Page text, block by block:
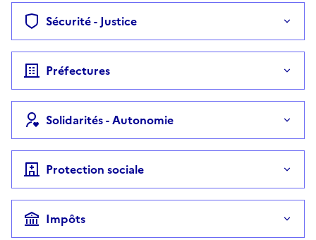
Sécurité - Justice
Préfectures
Solidarités - Autonomie
Protection sociale
Impôts